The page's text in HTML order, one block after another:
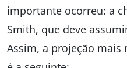
importante ocorreu: a
Smith, que deve
Assim, a projeção